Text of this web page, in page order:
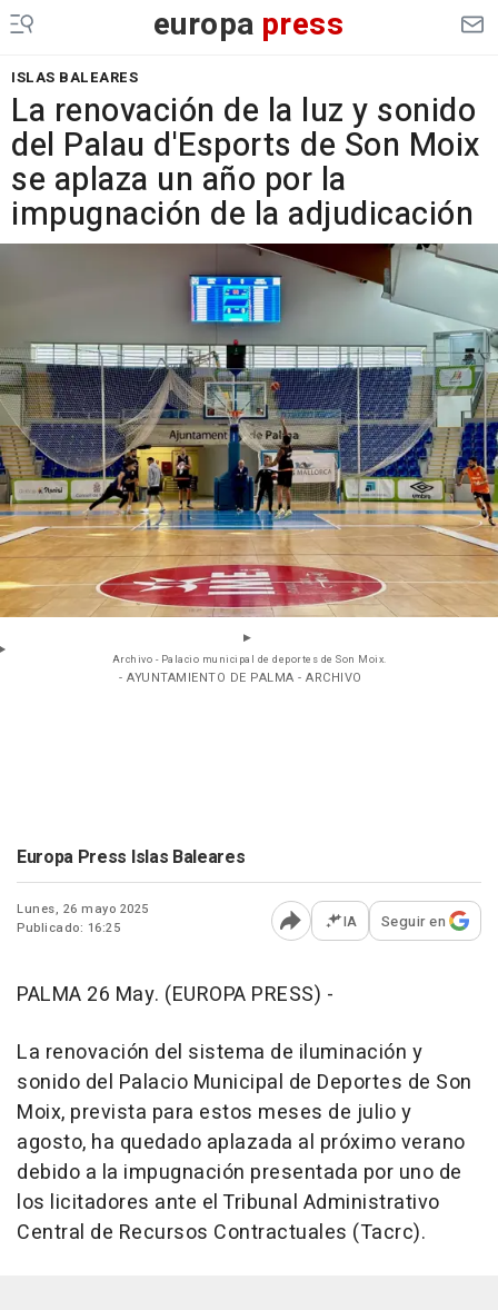
europa press
ISLAS BALEARES
La renovación de la luz y sonido
del Palau d'Esports de Son Moix
se aplaza un año por la
impugnación de la adjudicación
Archivo - Palacio municipal de deportes de Son Moix.
- AYUNTAMIENTO DE PALMA - ARCHIVO
Europa Press Islas Baleares
Lunes, 26 mayo 2025
Publicado: 16:25
Abrir opciones para
IA Seguir en
PALMA 26 May. (EUROPA PRESS) -
La renovación del sistema de iluminación y
sonido del Palacio Municipal de Deportes de Son
Moix, prevista para estos meses de julio y
agosto, ha quedado aplazada al próximo verano
debido a la impugnación presentada por uno de
los licitadores ante el Tribunal Administrativo
Central de Recursos Contractuales (Tacrc).